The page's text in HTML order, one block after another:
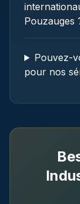
Pouzauges
Pouvez-
pour nos